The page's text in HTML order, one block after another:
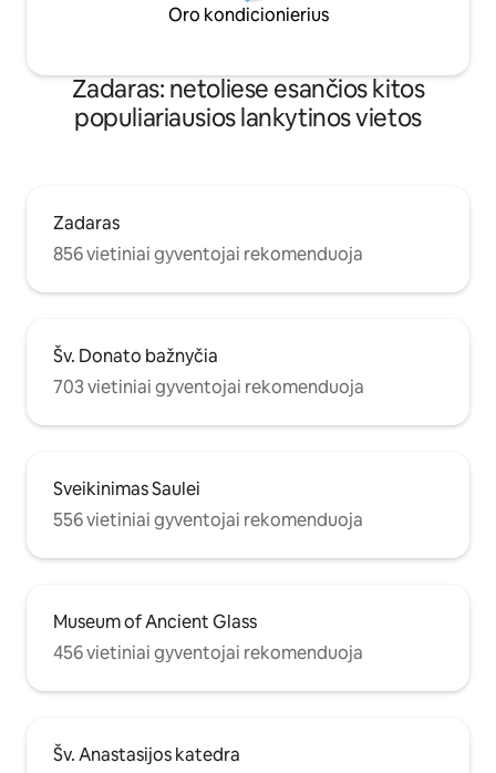
Oro kondicionierius
Zadaras: netoliese esančios kitos
populiariausios lankytinos vietos
Zadaras
856 vietiniai gyventojai rekomenduoja
Šv. Donato bažnyčia
703 vietiniai gyventojai rekomenduoja
Sveikinimas Saulei
556 vietiniai gyventojai rekomenduoja
Museum of Ancient Glass
456 vietiniai gyventojai rekomenduoja
Šv. Anastasijos katedra